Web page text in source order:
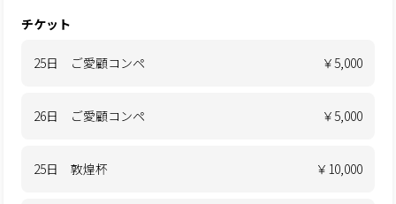
チケット
25日 ご愛顧コンペ ￥5,000
26日 ご愛顧コンペ ￥5,000
25日 敦煌杯 ￥10,000